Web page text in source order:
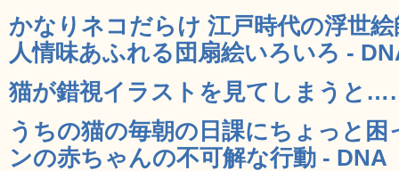
かなりネコだらけ 江戸時代の浮世
人情味あふれる団扇絵いろいろ -
猫が錯視イラストを見てしまうと
うちの猫の毎朝の日課にちょっと
ンの赤ちゃんの不可解な行動 - DNA